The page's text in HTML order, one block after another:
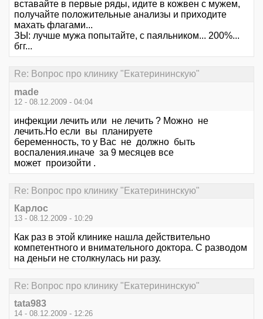
вставайте в первые ряды, идите в кожвен с мужем,
получайте положительные анализы и приходите
махать флагами...
ЗЫ: лучше мужа попытайте, с паяльником... 200%...
бгг...
Re: Вопрос про клинику "Екатерининскую"
made
12 - 08.12.2009 - 04:04
инфекции лечить или не лечить ? Можно не
лечить.Но если вы планируете
беременность, то у Вас не должно быть
воспаления.иначе за 9 месяцев все
может произойти .
Re: Вопрос про клинику "Екатерининскую"
Карлос
13 - 08.12.2009 - 10:29
Как раз в этой клинике нашла действительно
компетентного и внимательного доктора. С разводом
на деньги не столкнулась ни разу.
Re: Вопрос про клинику "Екатерининскую"
tata983
14 - 08.12.2009 - 12:26